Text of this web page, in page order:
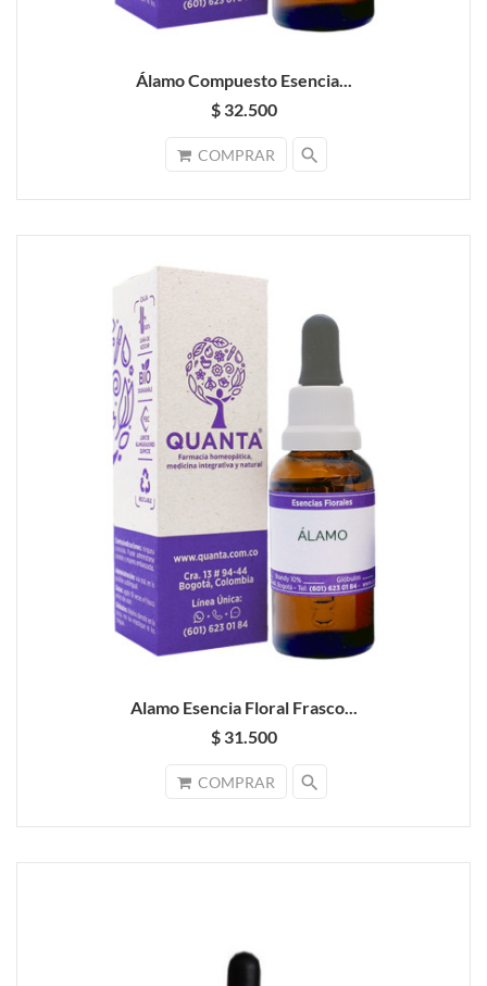
Álamo Compuesto Esencia...
$ 32.500
COMPRAR search
Alamo Esencia Floral Frasco...
$ 31.500
COMPRAR search